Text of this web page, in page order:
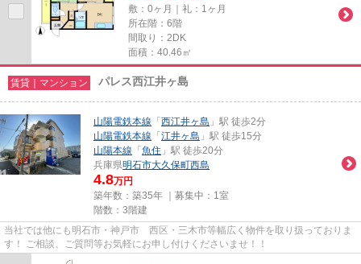
敷：0ヶ月｜礼：1ヶ月
所在階：6階
間取り：2DK
面積：40.46㎡
賃貸｜マンション パレス西江井ヶ島
山陽電鉄本線 「 西江井ヶ島 」駅 徒歩2分
山陽電鉄本線 「 江井ヶ島 」駅 徒歩15分
山陽本線 「 魚住 」駅 徒歩20分
兵庫県明石市大久保町西島
4.8万円
築年数：築35年 ｜募集中： 1室
階数：3階建
当社では他にも明石市・神戸市 西区・三木市等幅広く物件を取り扱っておりま
す！ ご相談、ご質問等お気軽にお申し付けくださいませ！！